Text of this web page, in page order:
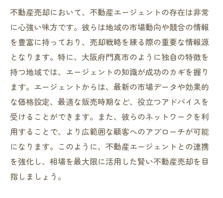
不動産売却において、不動産エージェントの存在は非常
に心強い味方です。彼らは地域の市場動向や競合の情報
を豊富に持っており、売却戦略を練る際の重要な情報源
となります。特に、大阪府門真市のように独自の特徴を
持つ地域では、エージェントの知識が成功のカギを握り
ます。エージェントからは、最新の市場データや効果的
な価格設定、最適な販売時期など、役立つアドバイスを
受けることができます。また、彼らのネットワークを利
用することで、より広範囲な顧客へのアプローチが可能
になります。このように、不動産エージェントとの連携
を強化し、相場を最大限に活用した賢い不動産売却を目
指しましょう。